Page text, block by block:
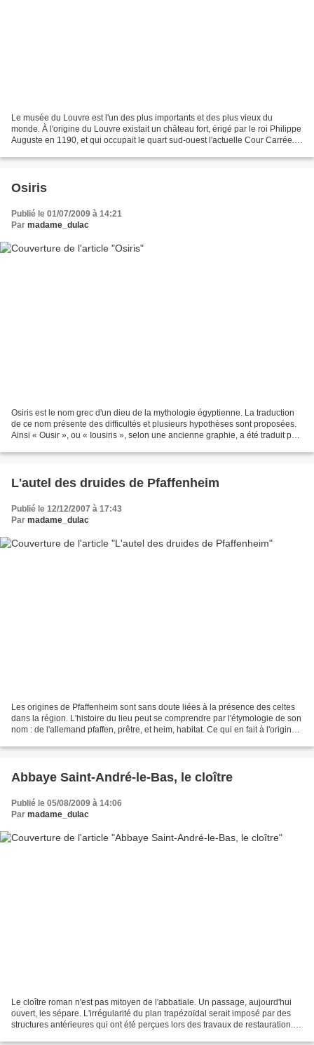
Le musée du Louvre est l'un des plus importants et des plus vieux du
monde. À l'origine du Louvre existait un château fort, érigé par le roi Philippe
Auguste en 1190, et qui occupait le quart sud-ouest l'actuelle Cour Carrée.
Osiris
Publié le 01/07/2009 à 14:21
Par madame_dulac
Osiris est le nom grec d'un dieu de la mythologie égyptienne. La traduction
de ce nom présente des difficultés et plusieurs hypothèses sont proposées.
Ainsi « Ousir », ou « Iousiris », selon une ancienne graphie, a été traduit par
L'autel des druides de Pfaffenheim
Publié le 12/12/2007 à 17:43
Par madame_dulac
Les origines de Pfaffenheim sont sans doute liées à la présence des celtes
dans la région. L'histoire du lieu peut se comprendre par l'étymologie de son
nom : de l'allemand pfaffen, prêtre, et heim, habitat. Ce qui en fait à l'origine
Abbaye Saint-André-le-Bas, le cloître
Publié le 05/08/2009 à 14:06
Par madame_dulac
Le cloître roman n'est pas mitoyen de l'abbatiale. Un passage, aujourd'hui
ouvert, les sépare. L'irrégularité du plan trapézoïdal serait imposé par des
structures antérieures qui ont été perçues lors des travaux de restauration.